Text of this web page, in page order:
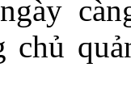
chủ